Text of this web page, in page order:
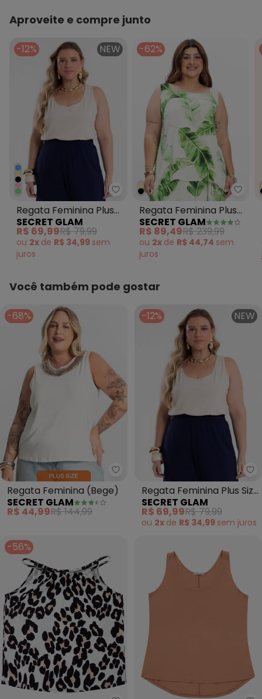
Não usar secadora.
Secar na sombra.
Passar temperatura mínima.
Não lavar a seco.
Tecido: Viscotorcion
Composição: Peca Total 4% Elastano 96% Viscose
Aproveite e compre junto
-12% NEW
Secret Glam - Regata Feminina
Regata Feminina Plus
Size Bege
SECRET GLAM
R$ 69,99R$ 79,99
ou 2x de R$ 34,99 sem
juros
-62%
Regata Feminina Plus
Size Bege
SECRET GLAM
R$ 89,49R$ 239,99
ou 2x de R$ 44,74 sem
juros
Você também pode gostar
-68%
Secret Glam - Regata
Regata Feminina (Bege)
SECRET GLAM
R$ 44,99R$ 144,99
-12% NEW
Regata Feminina Plus Size
(Bege)
SECRET GLAM
R$ 69,99R$ 79,99
ou 2x de R$ 34,99 sem juros
-56%